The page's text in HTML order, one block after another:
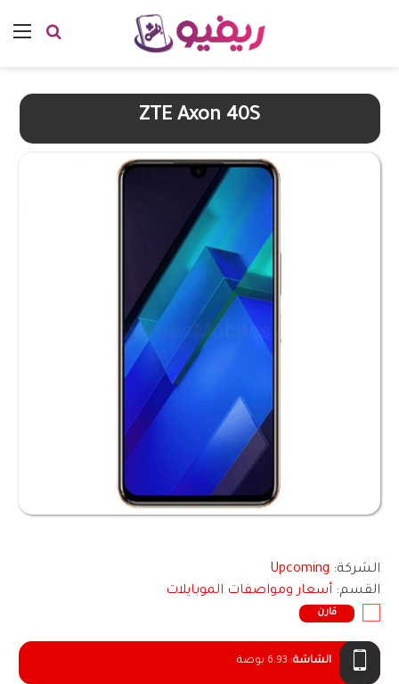
بحث
ZTE Axon 40S
الشركة: Upcoming
القسم: أسعار ومواصفات الموبايلات
قارن
الشاشة: 6.93 بوصة